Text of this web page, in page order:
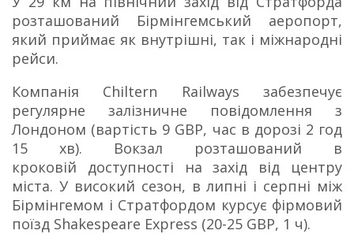
розташований Бірмінгемський аеропорт,
який приймає як внутрішні, так і міжнародні
рейси.
Компанія Chiltern Railways забезпечує
регулярне залізничне повідомлення з
Лондоном (вартість 9 GBP, час в дорозі 2 год
15 хв). Вокзал розташований в
кроковій доступності на захід від центру
міста. У високий сезон, в липні і серпні між
Бірмінгемом і Стратфордом курсує фірмовий
поїзд Shakespeare Express (20-25 GBP, 1 ч).